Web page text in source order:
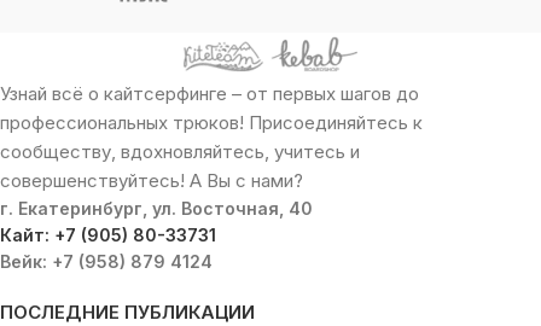
Узнай всё о кайтсерфинге – от первых шагов до
профессиональных трюков! Присоединяйтесь к
сообществу, вдохновляйтесь, учитесь и
совершенствуйтесь! А Вы с нами?
г. Екатеринбург, ул. Восточная, 40
Кайт: +7 (905) 80-33731
Вейк: +7 (958) 879 4124
ПОСЛЕДНИЕ ПУБЛИКАЦИИ